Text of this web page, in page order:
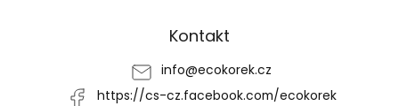
Kontakt
info@ecokorek.cz
https://cs-cz.facebook.com/ecokorek